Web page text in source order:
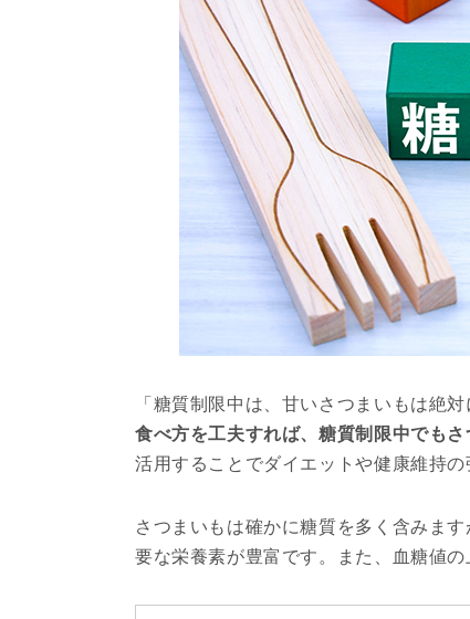
「糖質制限中は、甘いさつまいもは絶
食べ方を工夫すれば、糖質制限中でも
活用することでダイエットや健康維持の
さつまいもは確かに糖質を多く含みま
要な栄養素が豊富です。また、血糖値